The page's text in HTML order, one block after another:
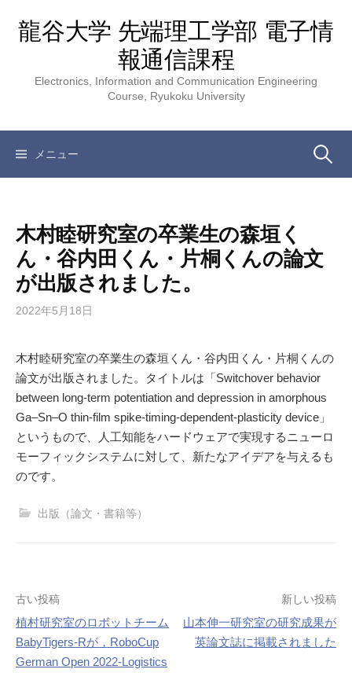
龍谷大学 先端理工学部 電子情
報通信課程
Electronics, Information and Communication Engineering
Course, Ryukoku University
メニュー 検
木村睦研究室の卒業生の森垣く
ん・谷内田くん・片桐くんの論文
が出版されました。
2022年5月18日
木村睦研究室の卒業生の森垣くん・谷内田くん・片桐くんの
論文が出版されました。タイトルは「Switchover behavior
between long-term potentiation and depression in amorphous
Ga–Sn–O thin-film spike-timing-dependent-plasticity device」
というもので、人工知能をハードウェアで実現するニューロ
モーフィックシステムに対して、新たなアイデアを与えるも
のです。
出版（論文・書籍等）
投
稿
ナ
古い投稿
植村研究室のロボットチーム
BabyTigers-Rが，RoboCup
German Open 2022-Logistics
新しい投稿
山本伸一研究室の研究成果が
英論文誌に掲載されました